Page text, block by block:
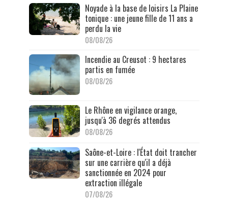
Noyade à la base de loisirs La Plaine
tonique : une jeune fille de 11 ans a
perdu la vie
08/08/26
Incendie au Creusot : 9 hectares
partis en fumée
08/08/26
Le Rhône en vigilance orange,
jusqu'à 36 degrés attendus
08/08/26
Saône-et-Loire : l'État doit trancher
sur une carrière qu'il a déjà
sanctionnée en 2024 pour
extraction illégale
07/08/26